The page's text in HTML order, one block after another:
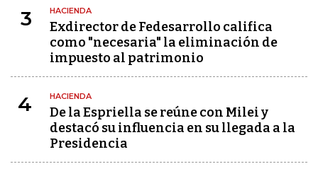
3 HACIENDA
Exdirector de Fedesarrollo califica
como "necesaria" la eliminación de
impuesto al patrimonio
4 HACIENDA
De la Espriella se reúne con Milei y
destacó su influencia en su llegada a la
Presidencia